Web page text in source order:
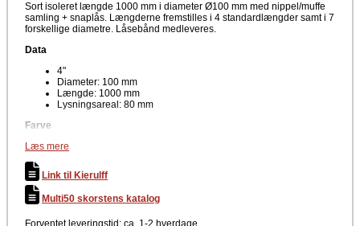
Sort isoleret længde 1000 mm i diameter Ø100 mm med nippel/muffe
samling + snaplås. Længderne fremstilles i 4 standardlængder samt i 7
forskellige diametre. Låsebånd medleveres.
Data
4"
Diameter: 100 mm
Længde: 1000 mm
Lysningsareal: 80 mm
Farve
Sort
Det er muligt at sammebygge skorstenslængderne til enhver ønsket
totalhøjde. Skorstenen er lavet af rustfri stål og har en god CMS
isolering på 50 mm. Godkendt til montering uden skakt.
Læs mere
Link til Kierulff
Multi50 skorstens katalog
Forventet leveringstid: ca. 1-2 hverdage